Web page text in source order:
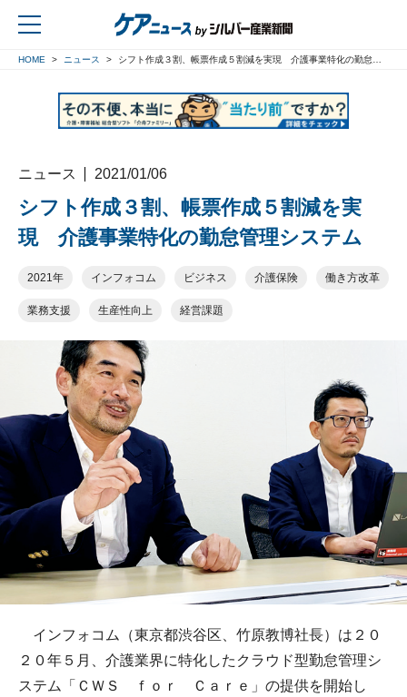
HOME ニュース シフト作成３割、帳票作成５割減を実現 介護事業特化の勤怠管理システム
ニュース 2021/01/06
シフト作成３割、帳票作成５割減を実
現 介護事業特化の勤怠管理システム
2021年 インフォコム ビジネス 介護保険 働き方改革
業務支援 生産性向上 経営課題
インフォコム（東京都渋谷区、竹原教博社長）は２０
２０年５月、介護業界に特化したクラウド型勤怠管理シ
ステム「ＣＷＳ ｆｏｒ Ｃａｒｅ」の提供を開始し